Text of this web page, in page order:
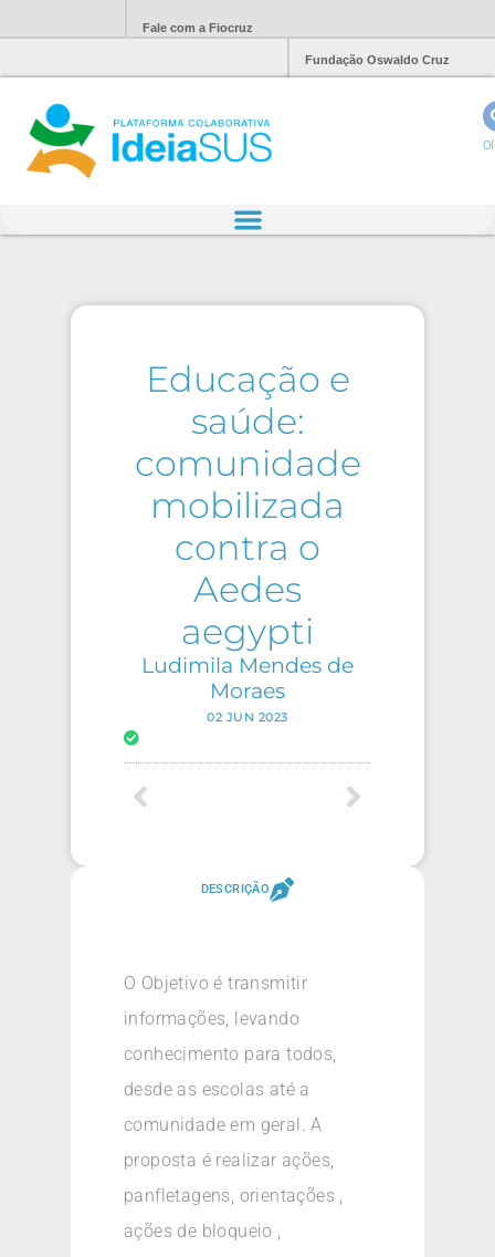
Fale com a Fiocruz
Fundação Oswaldo Cruz
Educação e
saúde:
comunidade
mobilizada
contra o
Aedes
aegypti
Ludimila Mendes de
Moraes
02 JUN 2023
DESCRIÇÃO
O Objetivo é transmitir
informações, levando
conhecimento para todos,
desde as escolas até a
comunidade em geral. A
proposta é realizar ações,
panfletagens, orientações ,
ações de bloqueio ,